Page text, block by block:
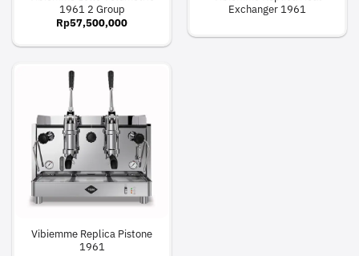
1961 2 Group
Rp57,500,000
Exchanger 1961
Vibiemme Replica Pistone
1961